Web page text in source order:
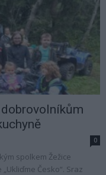
0
spolkem Žežice
Česko“. Sraz